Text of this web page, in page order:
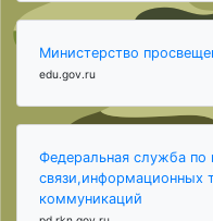
Министерство
edu.gov.ru
Федеральная служба по
связи,информационных
коммуникаций